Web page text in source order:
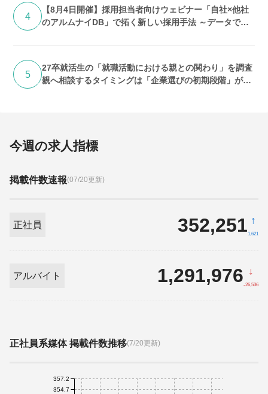
4
【8月4日開催】採用担当者向けウェビナー「自社×他社
のアルムナイDB」で拓く新しい採用手法 ～データで紐
5
27卒就活生の「就職活動における親との関わり」を調査
親へ相談するタイミングは「企業選びの初期段階」が最
今週の求人指標
掲載件数速報(07/20更新)
正社員 352,251 ↑
1,621
アルバイト 1,291,976 ↓
-26,536
正社員系媒体 掲載件数推移(7/20更新)
354.7
357.2